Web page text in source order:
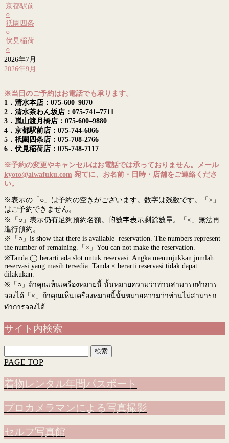
京都駅前
○
祇園四条
○
伏見稲荷
○
2026年7月
2026年9月
※当日のご予約はお電話でも承ります。
1．清水本店：075-600–9870
2．清水茶わん坂店：075-741–7711
3．嵐山渡月橋店：075-600–9880
4．京都駅前店：075-744-6866
5．祇園四条店：075-708-2766
6．伏見稲荷店：075-748-7117
※予約の変更やキャンセルはお電話では承っておりません。メール
kyoto@aiwafuku.com 宛てに、お名前・日時・店舗をご連絡くださ
い。
※表示の「○」は予約の空きがございます。数字は残数です。「×」
はご予約できません。
※「○」表示仍有足夠預約名額。 的數字表示剩餘數量。「×」無法再
進行預約。
※「○」is show that there is available reservation. The numbers represent
the number of remaining.「×」You can not make the reservation.
※Tanda ◯ berarti ada slot untuk reservasi. Angka menunjukkan jumlah
reservasi yang masih tersedia. Tanda × berarti reservasi tidak dapat
dilakukan.
※ 「○」ถ้าคุณเห็นเครื่องหมายนี้ นั้นหมายความว่าท่านสามารถทำการ
จองได้「×」ถ้าคุณเห็นเครื่องหมายนี้นั้นหมายความว่าท่านไม่สามารถ
ทำการจองได้
サイト内検索
索:
PAGE TOP
着物レンタル年間パスポート
プロカメラマンによる写真撮影
セルフ写真館